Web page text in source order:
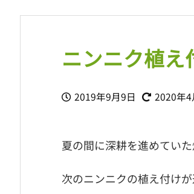
ニンニク植え
2019年9月9日 2020年4
夏の間に深耕を進めていた
次のニンニクの植え付け